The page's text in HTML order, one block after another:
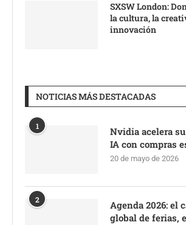
SXSW London:
la cultura, la
innovación
NOTICIAS MÁS DESTACADAS
1
Nvidia acelera
IA con compras
20 de mayo de 2026
2
Agenda 2026: el
global de ferias,